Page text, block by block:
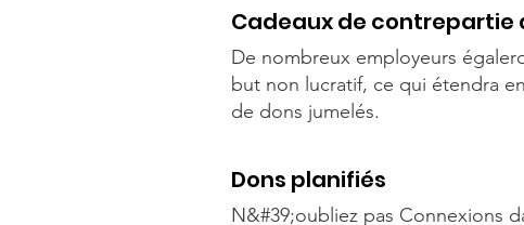
Cadeaux de contrepartie
De nombreux employeurs
but non lucratif, ce qui étendra
de dons jumelés.
Dons planifiés
N&#39;oubliez pas Connexions